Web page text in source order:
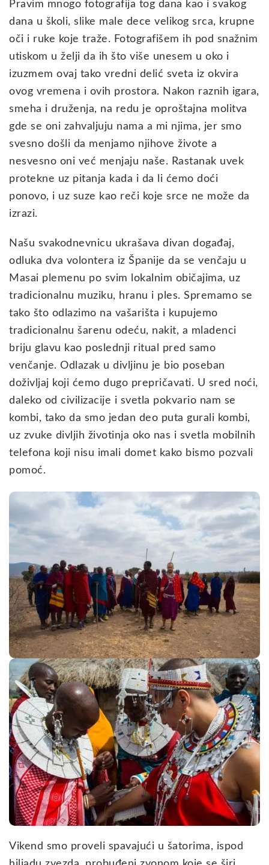
Pravim mnogo fotografija tog dana kao i svakog
dana u školi, slike male dece velikog srca, krupne
oči i ruke koje traže. Fotografišem ih pod snažnim
utiskom u želji da ih što više unesem u oko i
izuzmem ovaj tako vredni delić sveta iz okvira
ovog vremena i ovih prostora. Nakon raznih igara,
smeha i druženja, na redu je oproštajna molitva
gde se oni zahvaljuju nama a mi njima, jer smo
svesno došli da menjamo njihove živote a
nesvesno oni već menjaju naše. Rastanak uvek
protekne uz pitanja kada i da li ćemo doći
ponovo, i uz suze kao reči koje srce ne može da
izrazi.
Našu svakodnevnicu ukrašava divan događaj,
odluka dva volontera iz Španije da se venčaju u
Masai plemenu po svim lokalnim običajima, uz
tradicionalnu muziku, hranu i ples. Spremamo se
tako što odlazimo na vašarišta i kupujemo
tradicionalnu šarenu odeću, nakit, a mladenci
briju glavu kao poslednji ritual pred samo
venčanje. Odlazak u divljinu je bio poseban
doživljaj koji ćemo dugo prepričavati. U sred noći,
daleko od civilizacije i svetla pokvario nam se
kombi, tako da smo jedan deo puta gurali kombi,
uz zvuke divljih životinja oko nas i svetla mobilnih
telefona koji nisu imali domet kako bismo pozvali
pomoć.
Vikend smo proveli spavajući u šatorima, ispod